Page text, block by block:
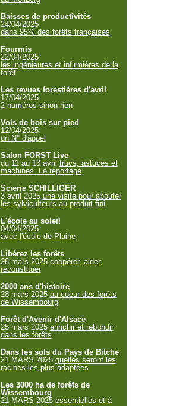
Baisses de productivités
24/04/2025
dans 95% des forêts françaises
Fourmis
22/04/2025
les ingénieures et infirmières de la
forêt
Les revues forestières d'avril
17/04/2025
2 numéros sinon rien
Vols de bois sur pied
12/04/2025
un N° d'appel
Salon FORST Live
du 11 au 13 avril trucs, astuces et
machines. Le reportage
Scierie SCHILLIGER
3 avril 2025 une visite pour abouter
les sylviculteurs au produit fini
L'école au soleil
04/04/2025
avec l'école de Plaine
Libérez les forêts
28 mars 2025 coopérer, aider,
reconstituer
2000 ans d'histoire
28 mars 2025 au coeur des forêts
de Wissembourg
Forêt d'Avenir d'Alsace
25 mars 2025 enrichir et rebondir
dans les forêts
Dans les sols du Pays de Bitche
21 MARS 2025 quelles seront les
racines les plus adaptées
Les 3000 ha de forêts de
Wissembourg
21 MARS 2025 essentielles et à